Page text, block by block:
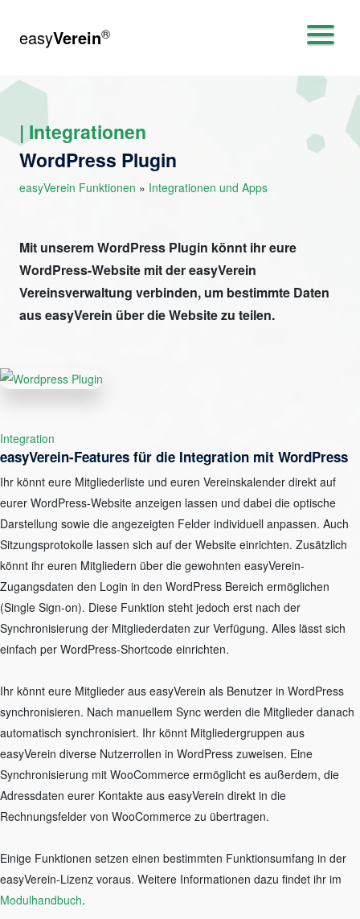
easyVerein®
| Integrationen
WordPress Plugin
easyVerein Funktionen » Integrationen und Apps
Mit unserem WordPress Plugin könnt ihr eure
WordPress-Website mit der easyVerein
Vereinsverwaltung verbinden, um bestimmte Daten
aus easyVerein über die Website zu teilen.
Integration
easyVerein-Features für die Integration mit WordPress
Ihr könnt eure Mitgliederliste und euren Vereinskalender direkt auf
eurer WordPress-Website anzeigen lassen und dabei die optische
Darstellung sowie die angezeigten Felder individuell anpassen. Auch
Sitzungsprotokolle lassen sich auf der Website einrichten. Zusätzlich
könnt ihr euren Mitgliedern über die gewohnten easyVerein-
Zugangsdaten den Login in den WordPress Bereich ermöglichen
(Single Sign-on). Diese Funktion steht jedoch erst nach der
Synchronisierung der Mitgliederdaten zur Verfügung. Alles lässt sich
einfach per WordPress-Shortcode einrichten.
Ihr könnt eure Mitglieder aus easyVerein als Benutzer in WordPress
synchronisieren. Nach manuellem Sync werden die Mitglieder danach
automatisch synchronisiert. Ihr könnt Mitgliedergruppen aus
easyVerein diverse Nutzerrollen in WordPress zuweisen. Eine
Synchronisierung mit WooCommerce ermöglicht es außerdem, die
Adressdaten eurer Kontakte aus easyVerein direkt in die
Rechnungsfelder von WooCommerce zu übertragen.
Einige Funktionen setzen einen bestimmten Funktionsumfang in der
easyVerein-Lizenz voraus. Weitere Informationen dazu findet ihr im
Modulhandbuch.